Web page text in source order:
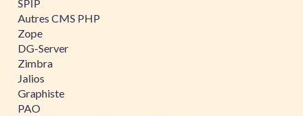
SPIP
Autres CMS PHP
Zope
DG-Server
Zimbra
Jalios
Graphiste
PAO